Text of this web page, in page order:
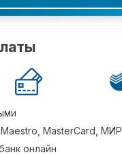
MasterCard, МИР
онлайн